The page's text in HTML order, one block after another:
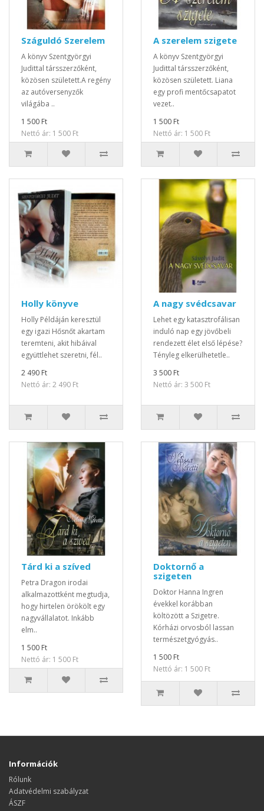
Száguldó Szerelem
A könyv Szentgyörgyi
Judittal társszerzőként,
közösen született.A regény
az autóversenyzők
világába ..
1 500 Ft
Nettó ár: 1 500 Ft
A szerelem szigete
A könyv Szentgyörgyi
Judittal társszerzőként,
közösen született. Liana
egy profi mentőcsapatot
vezet..
1 500 Ft
Nettó ár: 1 500 Ft
Holly könyve
Holly Példáján keresztül
egy igazi Hősnőt akartam
teremteni, akit hibáival
együttlehet szeretni, fél..
2 490 Ft
Nettó ár: 2 490 Ft
A nagy svédcsavar
Lehet egy katasztrofálisan
induló nap egy jövőbeli
rendezett élet első lépése?
Tényleg elkerülhetetle..
3 500 Ft
Nettó ár: 3 500 Ft
Tárd ki a szíved
Petra Dragon irodai
alkalmazottként megtudja,
hogy hirtelen örökölt egy
nagyvállalatot. Inkább
elm..
1 500 Ft
Nettó ár: 1 500 Ft
Doktornő a
szigeten
Doktor Hanna Ingren
évekkel korábban
költözött a Szigetre.
Kórházi orvosból lassan
természetgyógyás..
1 500 Ft
Nettó ár: 1 500 Ft
Információk
Rólunk
Adatvédelmi szabályzat
ÁSZF